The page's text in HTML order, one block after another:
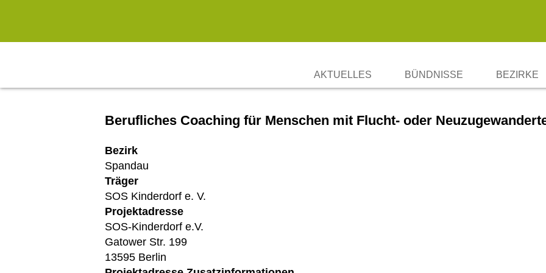
AKTUELLES BÜNDNISSE
ERFAHRUNGSAUSTAUSCH
BEZIRKE
Berufliches Coaching für Menschen mit Flucht- oder
Bezirk
Spandau
Träger
SOS Kinderdorf e. V.
Projektadresse
SOS-Kinderdorf e.V.
Gatower Str. 199
13595 Berlin